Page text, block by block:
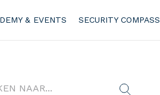
& EVENTS SECURITY COMPASS